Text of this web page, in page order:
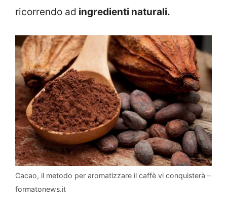
ricorrendo ad ingredienti naturali.
Cacao, il metodo per aromatizzare il caffè vi conquisterà –
formatonews.it